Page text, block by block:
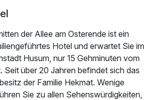
der Allee am Osterende ist ein
Hotel und erwartet Sie im
Husum, nur 15 Gehminuten vom
Seit über 20 Jahren befindet sich das
der Familie Hekmat. Wenige
Sie zu allen Sehenswürdigkeiten,